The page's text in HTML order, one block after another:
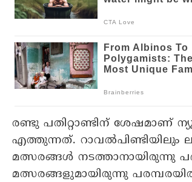
രണ്ടു പതിറ്റാണ്ടിന് ശേഷമാണ്
എത്തുന്നത്.
മത്സരങ്ങള്‍ നടത്താനായിരുന്നു
മത്സരങ്ങളുമായിരുന്നു